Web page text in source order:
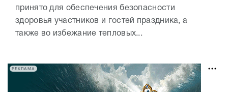
принято для обеспечения безопасности
здоровья участников и гостей праздника, а
также во избежание тепловых...
РЕКЛАМА